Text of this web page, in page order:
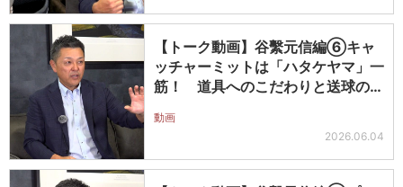
【トーク動画】谷繫元信編⑥キャ
ッチャーミットは「ハタケヤマ」一
筋！ 道具へのこだわりと送球の極
動画
2026.06.04